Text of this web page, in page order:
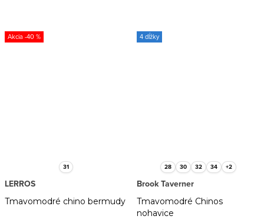
-40 %
31
Tmavomodré chino bermudy
LERROS
4 dĺžky
28 30 32 34 +2
Tmavomodré Chinos
nohavice
Brook Taverner